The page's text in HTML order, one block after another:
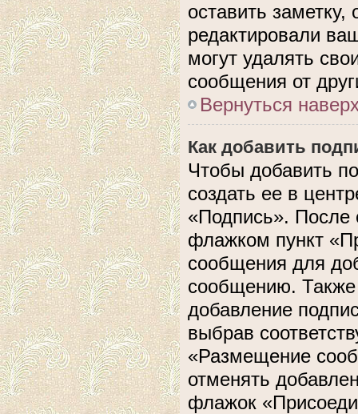
оставить заметку,
редактировали
могут удалять
сообщения от
Вернуться
Как добавить
Чтобы добавить
создать ее в
«Подпись». После
флажком пункт
сообщения для
сообщению. Также
добавление
выбрав
«Размещение
отменять
флажок